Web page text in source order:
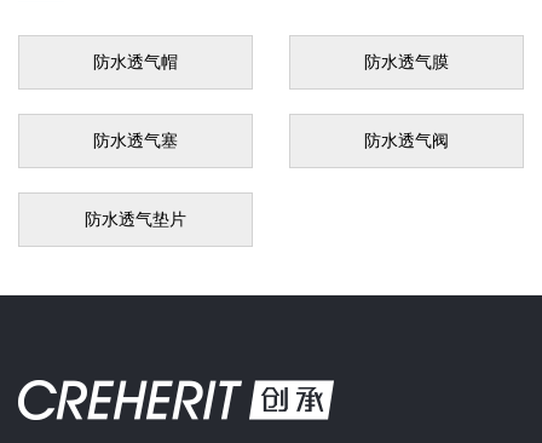
防水透气帽 防水透气膜
防水透气塞 防水透气阀
防水透气垫片